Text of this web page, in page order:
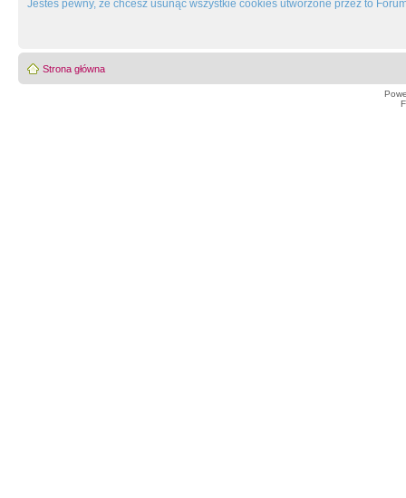
Jesteś pewny, że chcesz usunąć wszystkie cookies utworzone przez to
Strona główna